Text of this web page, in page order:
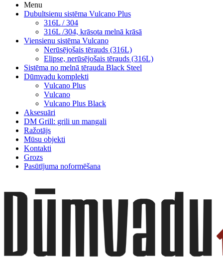
Menu
Dubultsienu sistēma Vulcano Plus
316L / 304
316L /304, krāsota melnā krāsā
Viensienu sistēma Vulcano
Nerūsējošais tērauds (316L)
Elipse, nerūsējošais tērauds (316L)
Sistēma no melnā tērauda Black Steel
Dūmvadu komplekti
Vulcano Plus
Vulcano
Vulcano Plus Black
Aksesuāri
DM Grill: grili un mangali
Ražotājs
Mūsu objekti
Kontakti
Grozs
Pasūtījuma noformēšana